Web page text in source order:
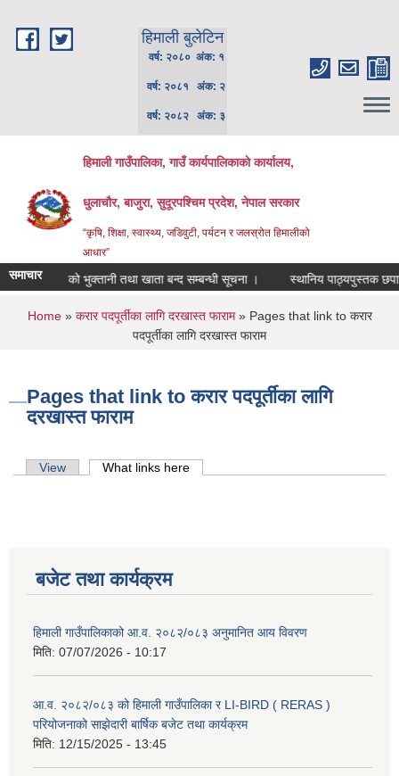
हिमाली बुलेटिन
वर्ष: २०८० अंक: १
वर्ष: २०८१ अंक: २
वर्ष: २०८२ अंक: ३
हिमाली गाउँपालिका, गाउँ कार्यपालिकाकाे कार्यालय,
धुलाचौर, बाजुरा, सुदूरपश्चिम प्रदेश, नेपाल सरकार
“कृषि, शिक्षा, स्वास्थ्य, जडिवुटी, पर्यटन र जलस्रोत हिमालीको
आधार”
समाचार
आ.व. को भुक्तानी तथा खाता बन्द सम्बन्धी सूचना । स्थानिय पाठ्यपुस्तक
You are here
Home» करार पदपूर्तीका लागि दरखास्त फाराम» Pages that link to करार
पदपूर्तीका लागि दरखास्त फाराम
Pages that link to करार पदपूर्तीका लागि
दरखास्त फाराम
Primary tabs
View What links here
बजेट तथा कार्यक्रम
हिमाली गाउँपालिकाको आ.व. २०८२/०८३ अनुमानित आय विवरण
मिति: 07/07/2026 - 10:17
आ.व. २०८२/०८३ को हिमाली गाउँपालिका र LI-BIRD ( RERAS )
परियोजनाको साझेदारी बार्षिक बजेट तथा कार्यक्रम
मिति: 12/15/2025 - 13:45